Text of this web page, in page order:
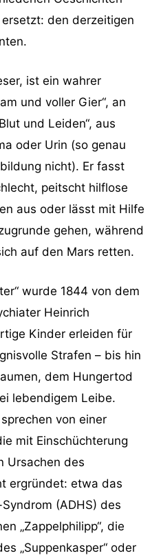
den derzeitigen
ist ein wahrer
und voller Gier“, an
und Leiden“, aus
oder Urin (so genau
nicht). Er fasst
peitscht hilflose
aus oder lässt mit Hilfe
gehen, während
auf den Mars retten.
wurde 1844 von dem
Heinrich
Kinder erleiden für
Strafen – bis hin
dem Hungertod
lebendigem Leibe.
von einer
mit Einschüchterung
Ursachen des
ergründet: etwa das
(ADHS) des
„Zappelphilipp“, die
„Suppenkasper“ oder